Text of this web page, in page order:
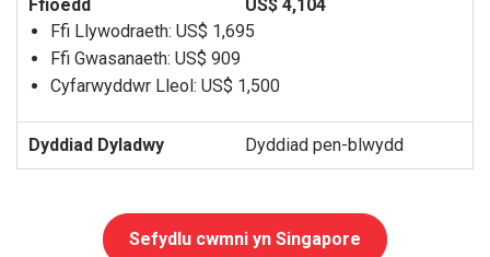
US$ 4,104
Ffi Llywodraeth: US$ 1,695
Ffi Gwasanaeth: US$ 909
Cyfarwyddwr Lleol: US$ 1,500
Dyddiad pen-blwydd
Sefydlu cwmni yn Singapore